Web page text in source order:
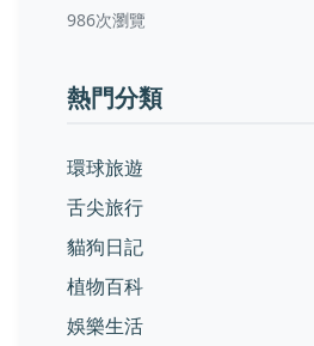
986次瀏覽
熱門分類
環球旅遊
舌尖旅行
貓狗日記
植物百科
娛樂生活